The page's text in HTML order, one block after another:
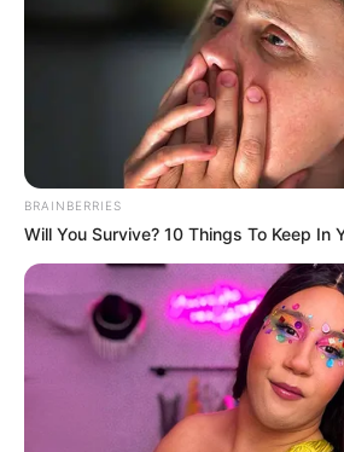
BRAINBERRIES
Will You Survive? 10 Things To Keep In